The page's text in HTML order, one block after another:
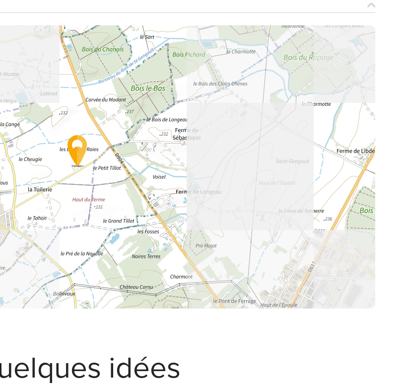
La Meurthe & Moselle en instantanée,
recherchez ce que vous voulez
idées